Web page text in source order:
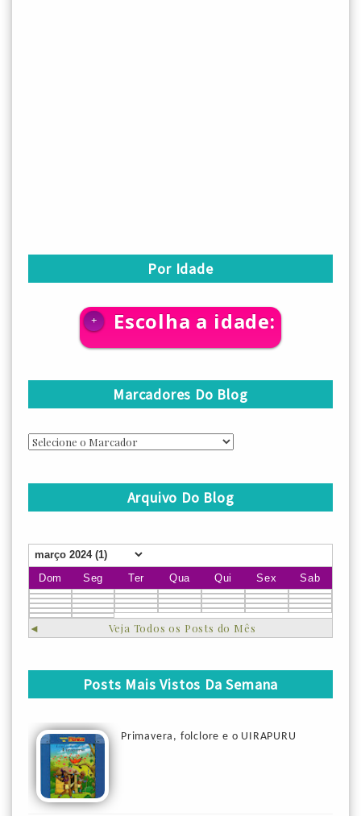
Por Idade
+ Escolha a idade:
Marcadores Do Blog
Arquivo Do Blog
Dom Seg Ter Qua Qui Sex Sab
◄ Veja Todos os Posts do Mês
Posts Mais Vistos Da Semana
Primavera, folclore e o UIRAPURU